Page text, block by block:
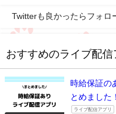
Twitterも良かったらフォロ
おすすめのライブ配信
時給保証の
とめました！
ライブ配信アプリ